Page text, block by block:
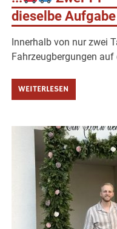
dieselbe Aufgabe
Innerhalb von nur zwei
Fahrzeugbergungen
WEITERLESEN